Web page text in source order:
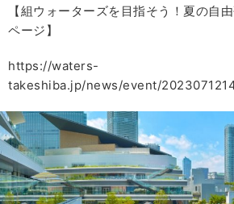
【組ウォーターズを目指そう！夏の自
ページ】
https://waters-
takeshiba.jp/news/event/